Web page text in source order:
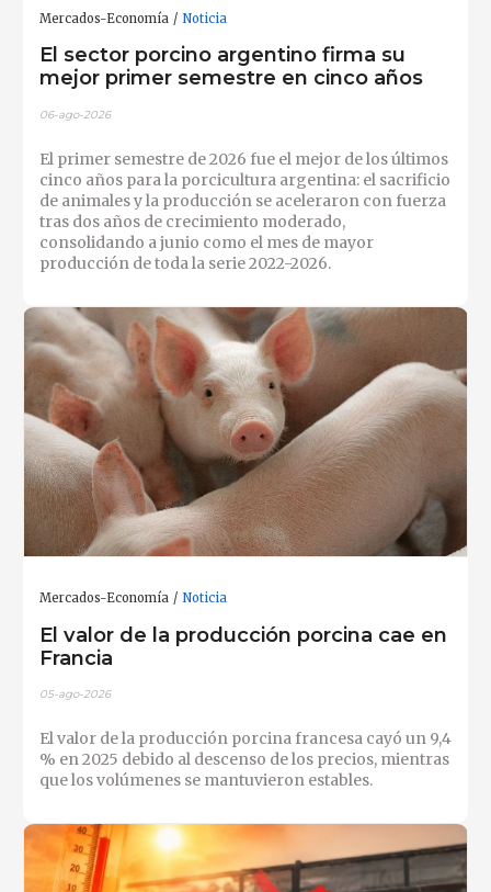
Mercados-Economía Noticia
El sector porcino argentino firma su
mejor primer semestre en cinco años
06-ago-2026
El primer semestre de 2026 fue el mejor de los últimos
cinco años para la porcicultura argentina: el sacrificio
de animales y la producción se aceleraron con fuerza
tras dos años de crecimiento moderado,
consolidando a junio como el mes de mayor
producción de toda la serie 2022-2026.
Mercados-Economía Noticia
El valor de la producción porcina cae en
Francia
05-ago-2026
El valor de la producción porcina francesa cayó un 9,4
% en 2025 debido al descenso de los precios, mientras
que los volúmenes se mantuvieron estables.